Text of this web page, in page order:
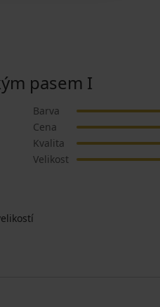
pasem I
Barva
Cena
Kvalita
Velikost